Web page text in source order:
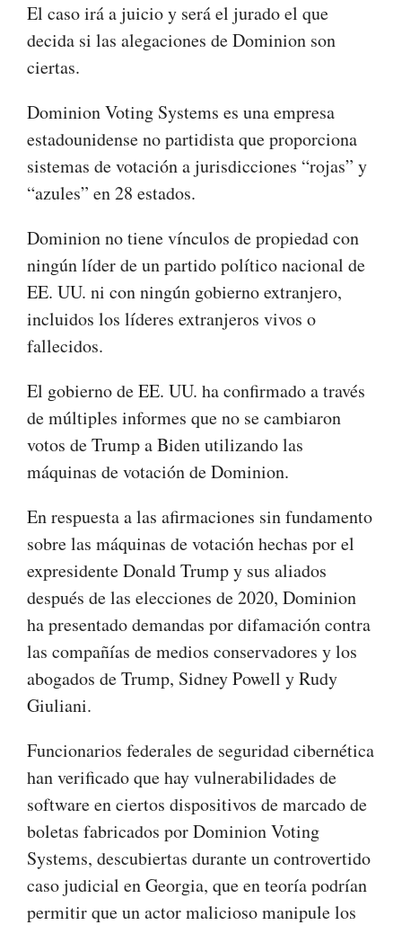
El caso irá a juicio y será el jurado el que
decida si las alegaciones de Dominion son
ciertas.
Dominion Voting Systems es una empresa
estadounidense no partidista que proporciona
sistemas de votación a jurisdicciones “rojas” y
“azules” en 28 estados.
Dominion no tiene vínculos de propiedad con
ningún líder de un partido político nacional de
EE. UU. ni con ningún gobierno extranjero,
incluidos los líderes extranjeros vivos o
fallecidos.
El gobierno de EE. UU. ha confirmado a través
de múltiples informes que no se cambiaron
votos de Trump a Biden utilizando las
máquinas de votación de Dominion.
En respuesta a las afirmaciones sin fundamento
sobre las máquinas de votación hechas por el
expresidente Donald Trump y sus aliados
después de las elecciones de 2020, Dominion
ha presentado demandas por difamación contra
las compañías de medios conservadores y los
abogados de Trump, Sidney Powell y Rudy
Giuliani.
Funcionarios federales de seguridad cibernética
han verificado que hay vulnerabilidades de
software en ciertos dispositivos de marcado de
boletas fabricados por Dominion Voting
Systems, descubiertas durante un controvertido
caso judicial en Georgia, que en teoría podrían
permitir que un actor malicioso manipule los